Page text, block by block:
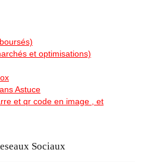
et optimisations)
Astuce
et qr code en image , et
Sociaux